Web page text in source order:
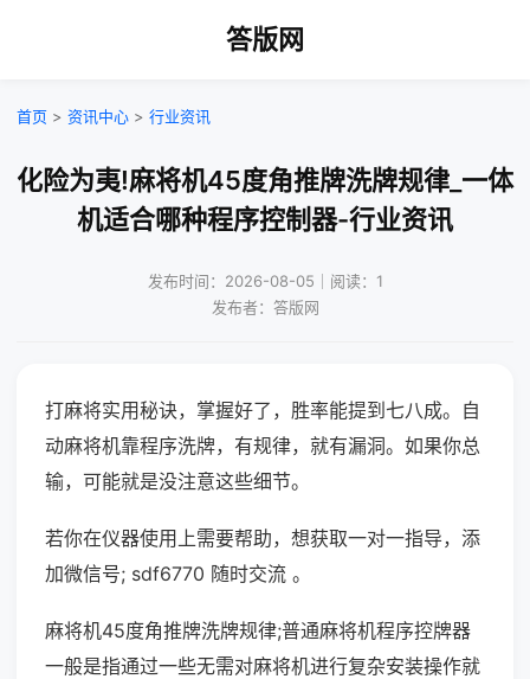
答版网
首页 > 资讯中心 > 行业资讯
化险为夷!麻将机45度角推牌洗牌规律_一体
机适合哪种程序控制器-行业资讯
发布时间：2026-08-05｜阅读：1
发布者：答版网
打麻将实用秘诀，掌握好了，胜率能提到七八成。自
动麻将机靠程序洗牌，有规律，就有漏洞。如果你总
输，可能就是没注意这些细节。
若你在仪器使用上需要帮助，想获取一对一指导，添
加微信号; sdf6770 随时交流 。
麻将机45度角推牌洗牌规律;普通麻将机程序控牌器
一般是指通过一些无需对麻将机进行复杂安装操作就